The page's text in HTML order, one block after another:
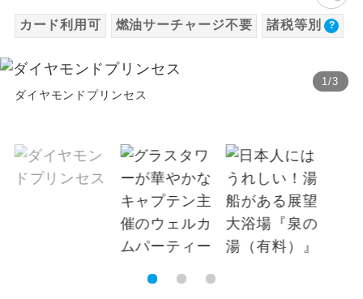
カード利用可 燃油サーチャージ不要 諸税等別
1/3
ダイヤモンドプリンセス
温泉地にも宿泊するコースです。
す。
全食事付き
全てのお食事が付いていますので、お食
事の心配はいりません。（機内食を除
く）
お部屋にてゆっくりとお召し上がりいた
だけます。
をじっくり聞くことができます。